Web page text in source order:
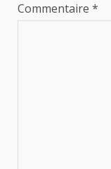
Commentaire *